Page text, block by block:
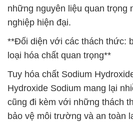
những nguyên liệu quan trọng
nghiệp hiện đại.
**Đối diện với các thách thức:
loại hóa chất quan trọng**
Tuy hóa chất Sodium
Hydroxide Sodium mang lại
cũng đi kèm với những thách
bảo vệ môi trường và an toàn